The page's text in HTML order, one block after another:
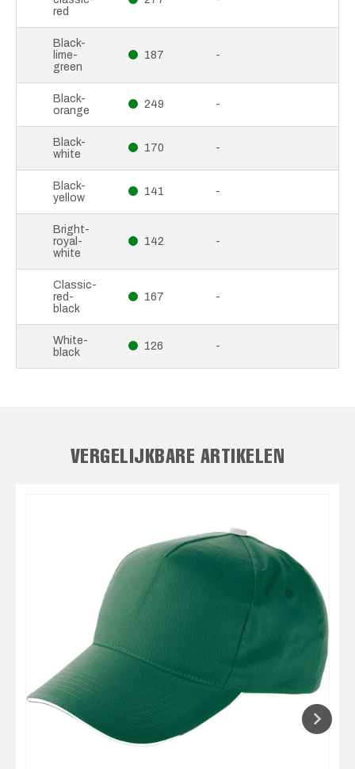
red
Black-
lime-
green
187 -
Black-
orange
249 -
Black-
white
170 -
Black-
yellow
141 -
Bright-
royal-
white
142 -
Classic-
red-
black
167 -
White-
black
126 -
VERGELIJKBARE ARTIKELEN